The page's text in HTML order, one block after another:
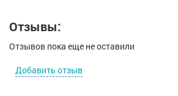
Отзывы:
Отзывов пока еще не оставили
Добавить отзыв